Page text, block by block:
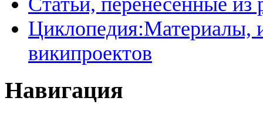
Циклопедия:Материалы,
википроектов
Навигация